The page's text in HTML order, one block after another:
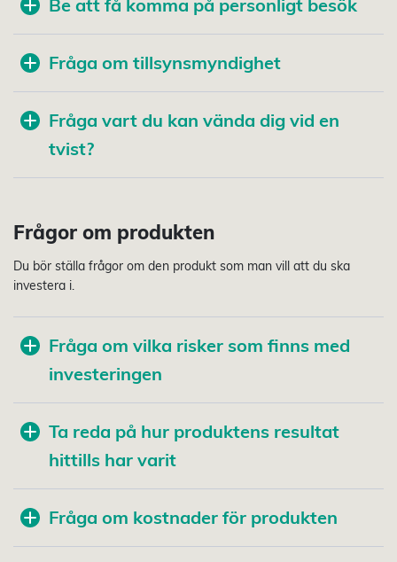
Be att få komma på personligt besök
Fråga om tillsynsmyndighet
Fråga vart du kan vända dig vid en
tvist?
Frågor om produkten
Du bör ställa frågor om den produkt som man vill att du ska
investera i.
Fråga om vilka risker som finns med
investeringen
Ta reda på hur produktens resultat
hittills har varit
Fråga om kostnader för produkten